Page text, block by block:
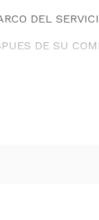
DEL
DE SU